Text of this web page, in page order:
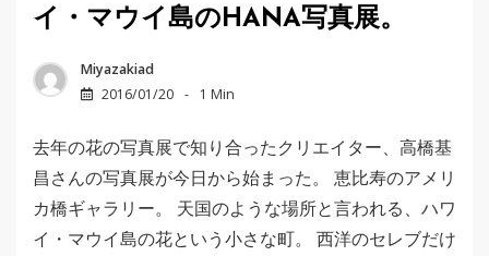
イ・マウイ島のHANA写真展。
Miyazakiad
2016/01/20
1 Min
去年の花の写真展で知り合ったクリエイター、高橋基
昌さんの写真展が今日から始まった。 恵比寿のアメリ
カ橋ギャラリー。 天国のような場所と言われる、ハワ
イ・マウイ島の花という小さな町。 西洋のセレブだけ